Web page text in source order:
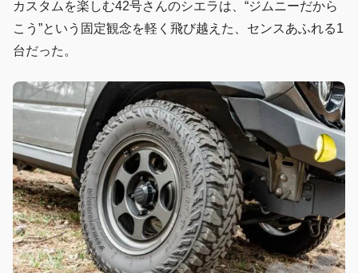
カスタムを楽しむ42号さんのシエラは、“ジムニーだから
こう”という固定観念を軽く飛び越えた、センスあふれる1
台だった。